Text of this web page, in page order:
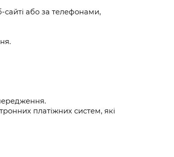
або за телефонами,
платіжних систем, які